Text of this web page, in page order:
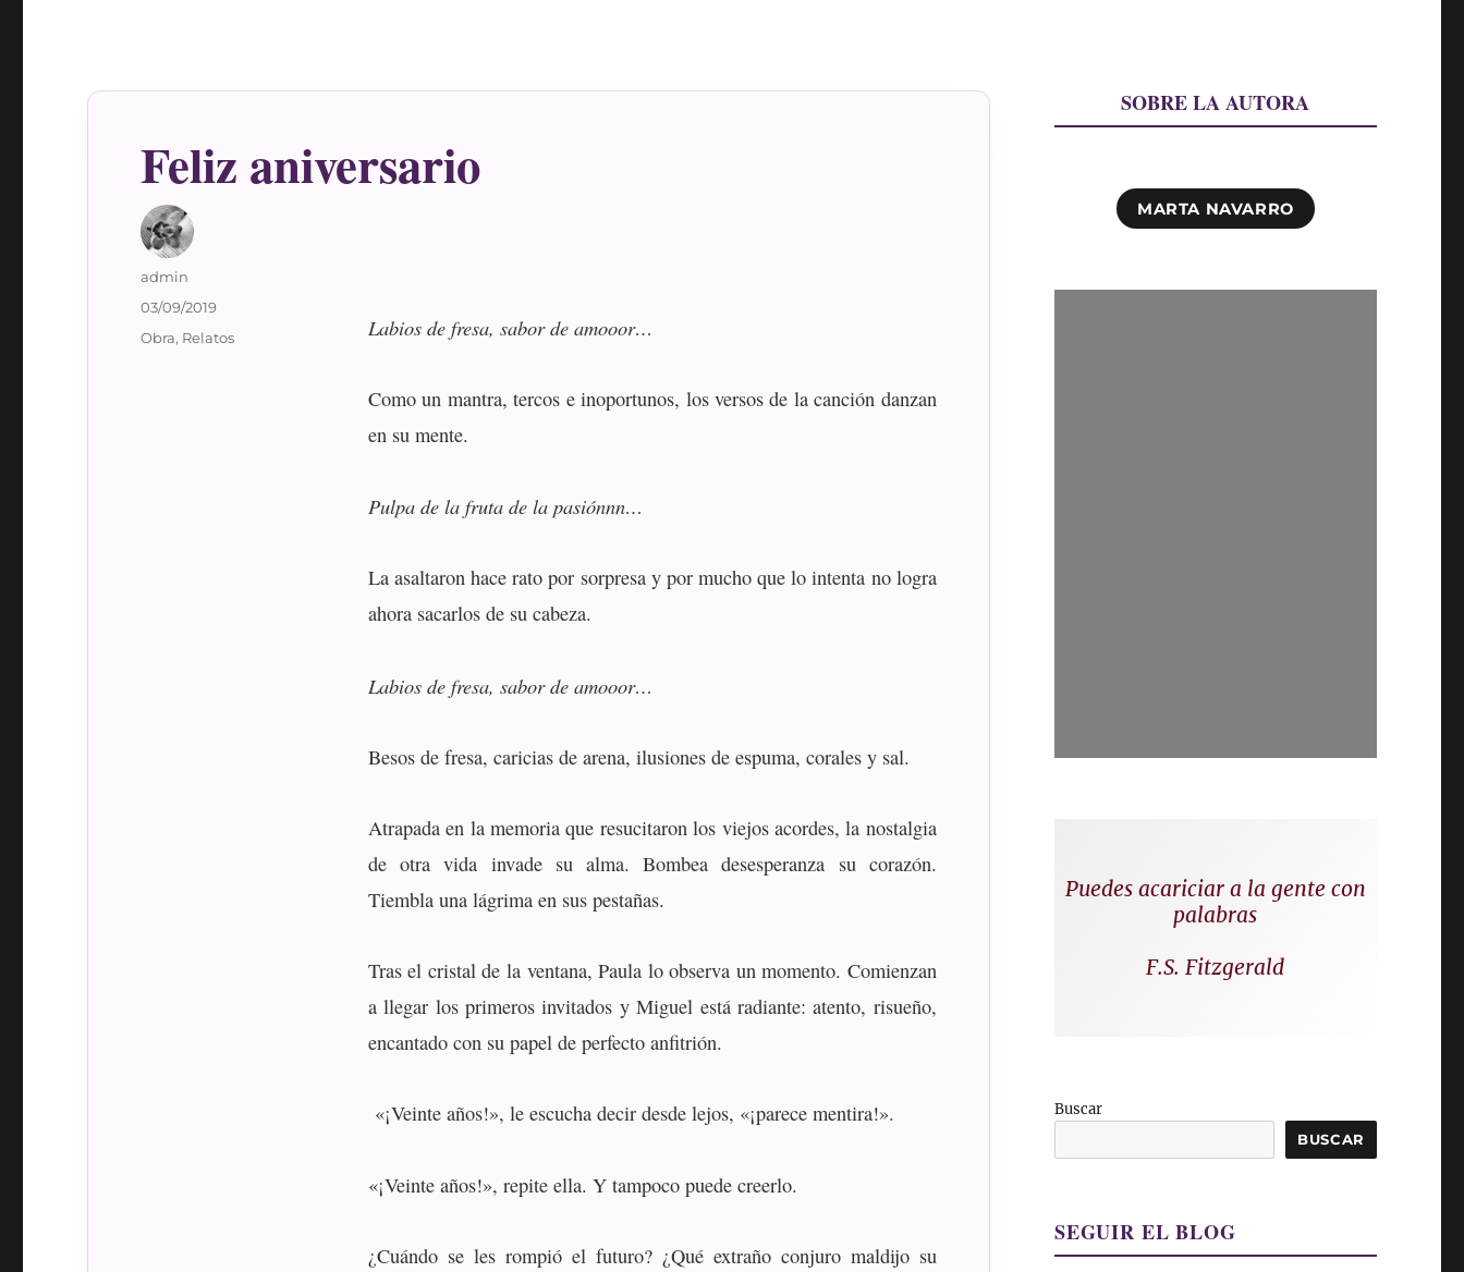
Feliz aniversario
Labios de fresa, sabor de amooor…
Como un mantra, tercos e inoportunos, los versos de la canción danzan
en su mente.
Pulpa de la fruta de la pasiónnn…
La asaltaron hace rato por sorpresa y por mucho que lo intenta no logra
ahora sacarlos de su cabeza.
Labios de fresa, sabor de amooor…
Besos de fresa, caricias de arena, ilusiones de espuma, corales y sal.
Atrapada en la memoria que resucitaron los viejos acordes, la nostalgia
de otra vida invade su alma. Bombea desesperanza su corazón.
Tiembla una lágrima en sus pestañas.
Tras el cristal de la ventana, Paula lo observa un momento. Comienzan
a llegar los primeros invitados y Miguel está radiante: atento, risueño,
encantado con su papel de perfecto anfitrión.
«¡Veinte años!», le escucha decir desde lejos, «¡parece mentira!».
«¡Veinte años!», repite ella. Y tampoco puede creerlo.
¿Cuándo se les rompió el futuro? ¿Qué extraño conjuro maldijo su
Autor
admin
Publicado
el
03/09/2019
Categorías
Obra, Relatos
SOBRE LA AUTORA
MARTA NAVARRO
Puedes acariciar a la gente con
palabras
F.S. Fitzgerald
Buscar
BUSCAR
SEGUIR EL BLOG